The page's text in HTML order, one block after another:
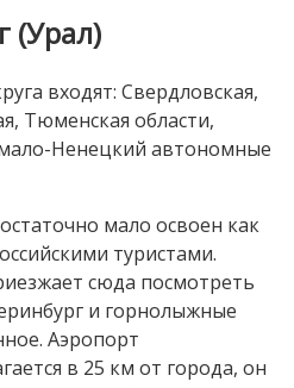
(Урал)
входят: Свердловская,
Тюменская области,
Ненецкий автономные
мало освоен как
туристами.
сюда посмотреть
и горнолыжные
Аэропорт
в 25 км от города, он